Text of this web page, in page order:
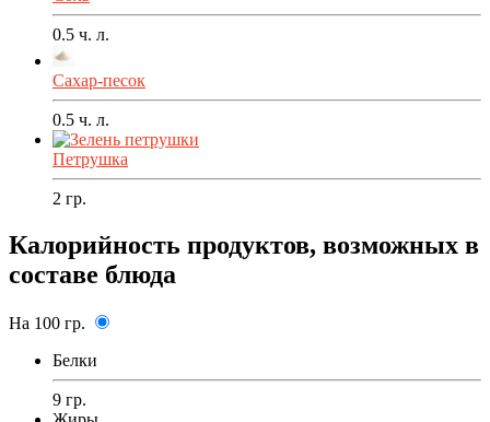
0.5 ч. л.
Сахар-песок
0.5 ч. л.
Петрушка
2 гр.
Калорийность продуктов, возможных в
составе блюда
На 100 гр.
Белки
9 гр.